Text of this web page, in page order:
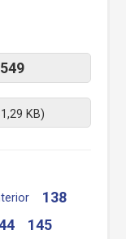
KB)
138
145